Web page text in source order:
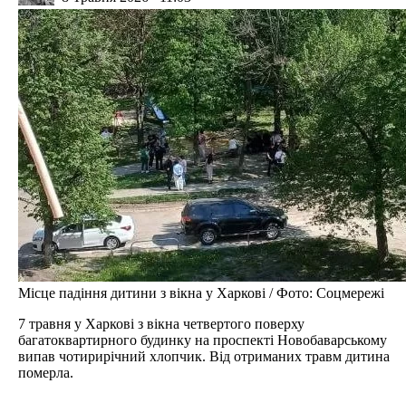
Місце падіння дитини з вікна у Харкові / Фото: Соцмережі
7 травня у Харкові з вікна четвертого поверху
багатоквартирного будинку на проспекті Новобаварському
випав чотирирічний хлопчик. Від отриманих травм дитина
померла.